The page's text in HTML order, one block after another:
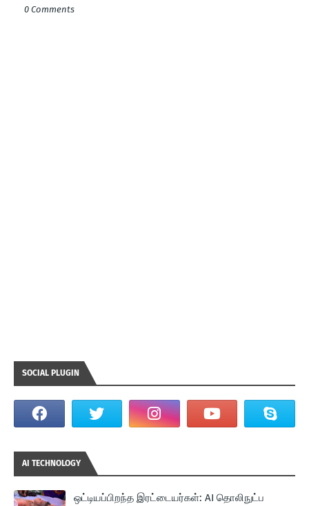
0 Comments
SOCIAL PLUGIN
AI TECHNOLOGY
ஒட்டியப்பிறந்த இரட்டையர்கள்: AI தொலிநுட்ப